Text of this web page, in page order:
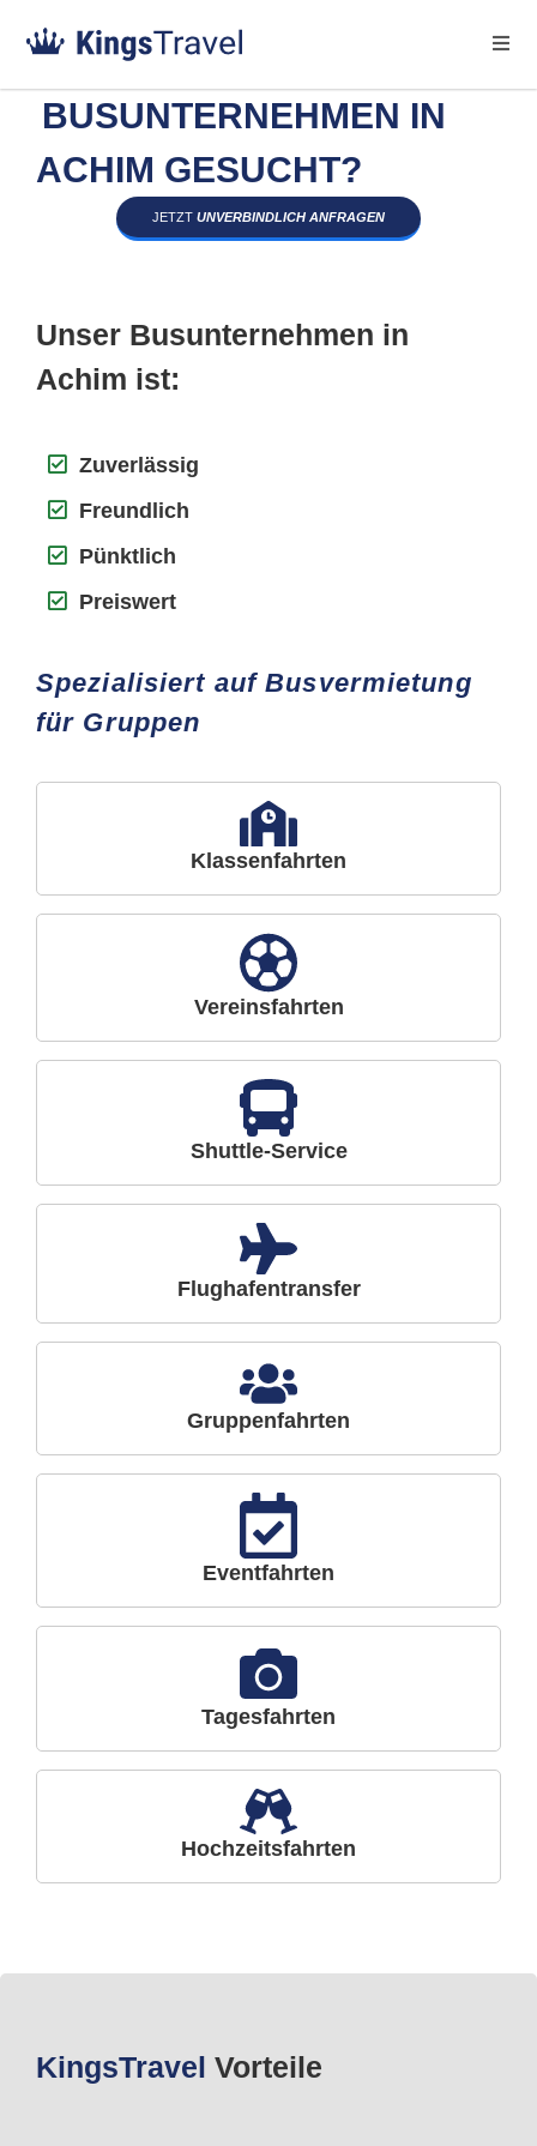
BUSUNTERNEHMEN IN
ACHIM GESUCHT?
JETZT UNVERBINDLICH ANFRAGEN
Unser Busunternehmen in
Achim ist:
Zuverlässig
Freundlich
Pünktlich
Preiswert
Spezialisiert auf Busvermietung
für Gruppen
Klassenfahrten
Vereinsfahrten
Shuttle-Service
Flughafentransfer
Gruppenfahrten
Eventfahrten
Tagesfahrten
Hochzeitsfahrten
KingsTravel Vorteile